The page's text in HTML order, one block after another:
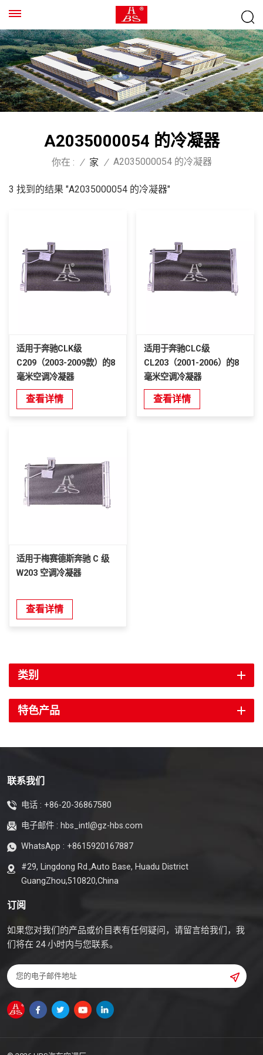
A2035000054 的冷凝器
你在 : / 家 / A2035000054 的冷凝器
3 找到的结果 "A2035000054 的冷凝器"
适用于奔驰CLK级
C209（2003-2009款）的8
毫米空调冷凝器
查看详情
适用于奔驰CLC级
CL203（2001-2006）的8
毫米空调冷凝器
查看详情
适用于梅赛德斯奔驰 C 级
W203 空调冷凝器
查看详情
类别
特色产品
联系我们
电话 : +86-20-36867580
电子邮件 : hbs_intl@gz-hbs.com
WhatsApp : +8615920167887
#29, Lingdong Rd.,Auto Base, Huadu District
GuangZhou,510820,China
订阅
如果您对我们的产品或价目表有任何疑问，请留言给我们，我
们将在 24 小时内与您联系。